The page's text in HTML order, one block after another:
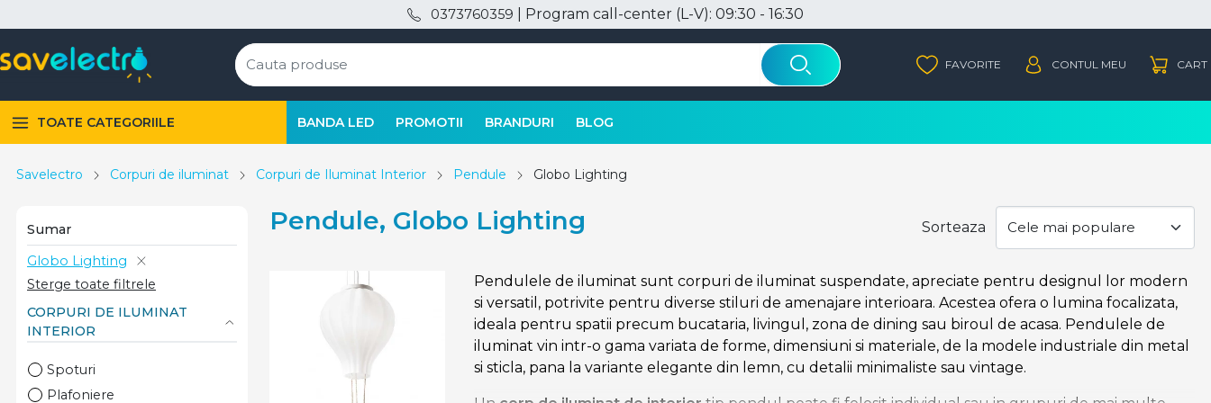
0373760359 | Program call-center (L-V): 09:30 - 16:30
TOATE CATEGORIILE BANDA LED PROMOTII BRANDURI BLOG
Savelectro Corpuri de iluminat Corpuri de Iluminat Interior Pendule Globo Lighting
Sumar
Globo Lighting
Sterge toate filtrele
CORPURI DE ILUMINAT
INTERIOR
Spoturi
Plafoniere
Pendule, Globo Lighting Sorteaza
Pendulele de iluminat sunt corpuri de iluminat suspendate, apreciate pentru designul lor modern
si versatil, potrivite pentru diverse stiluri de amenajare interioara. Acestea ofera o lumina focalizata,
ideala pentru spatii precum bucataria, livingul, zona de dining sau biroul de acasa. Pendulele de
iluminat vin intr-o gama variata de forme, dimensiuni si materiale, de la modele industriale din metal
si sticla, pana la variante elegante din lemn, cu detalii minimaliste sau vintage.